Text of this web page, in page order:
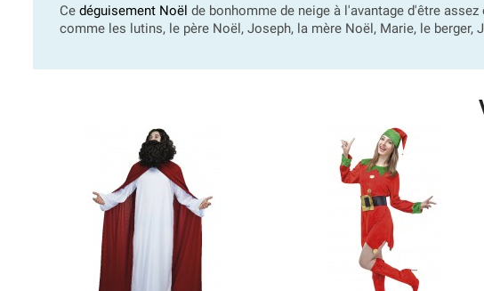
Ce déguisement Noël de bonhomme de neige à l'avantage d'être
comme les lutins, le père Noël, Joseph, la mère Noël, Marie, le berger,